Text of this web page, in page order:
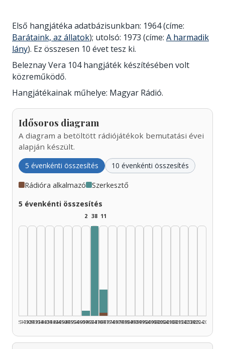
Első hangjátéka adatbázisunkban: 1964 (címe:
Barátaink, az állatok); utolsó: 1973 (címe: A harmadik
lány). Ez összesen 10 évet tesz ki.
Beleznay Vera 104 hangjáték készítésében volt
közreműködő.
Hangjátékainak műhelye: Magyar Rádió.
Idősoros diagram
A diagram a betöltött rádiójátékok bemutatási évei
alapján készült.
5 évenkénti összesítés 10 évenkénti összesítés
Rádióra alkalmazó Szerkesztő
5 évenkénti összesítés
1925–1929
1930–1934
1935–1939
1940–1944
1945–1949
1950–1954
1955–1959
2
Szerkesztő, 1960–1964: 2
1960–1964
38
1965–1969
11
Rádióra alkalmazó, 1970–1974: 1
1970–1974
1975–1979
1980–1984
1985–1989
1990–1994
1995–1999
2000–2004
2005–2009
2010–2014
2015–2019
2020–2024
2025–2026